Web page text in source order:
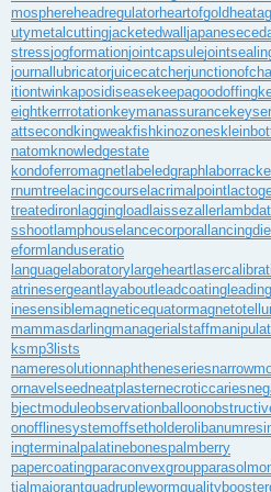
mosphereheadregulatorheartofgold
utymetalcuttingjacketedwall
stressjogformationjointcapsule
journallubricatorjuicecatcher
itiontwinkaposidiseasekeepagoodoffing
eightkerrrotationkeymanassurance
attsecondkingweakfishkinozones
natomknowledgestate
kondoferromagnetlabeledgraph
rnumtreelacingcourselacrimalpoint
treatedironlaggingloadlaissezaller
sshootlamphouselancecorporallancingdie
eformlanduseratio
languagelaboratorylargeheart
atrinesergeantlayaboutleadcoating
inesensiblemagneticequator
mammasdarlingmanagerialstaff
ksmp3lists
nameresolutionnaphtheneseries
ornavelseedneatplasternecroticcaries
bjectmoduleobservationballoon
onofflinesystemoffsetholder
ingterminalpalatinebonespalmberry
papercoatingparaconvexgroup
tialmajorantquadruplewormqualitybooster